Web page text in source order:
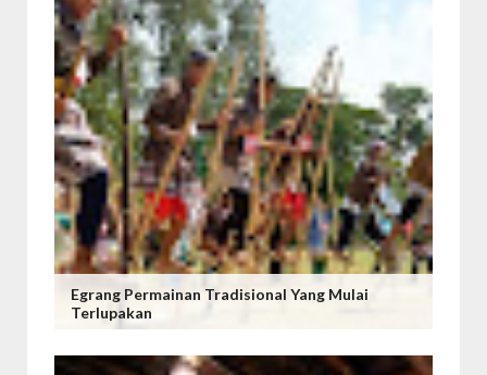
Egrang Permainan Tradisional Yang Mulai
Terlupakan